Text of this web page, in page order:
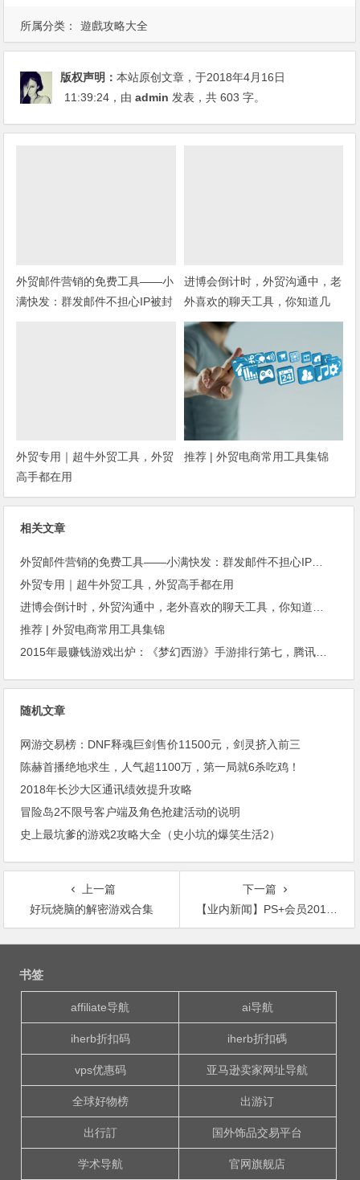
所属分类： 遊戲攻略大全
版权声明：本站原创文章，于2018年4月16日
11:39:24 ，由admin 发表，共 603 字。
外贸邮件营销的免费工具——小
满快发：群发邮件不担心IP被封
进博会倒计时，外贸沟通中，老
外喜欢的聊天工具，你知道几
种？
外贸专用｜超牛外贸工具，外贸
高手都在用
推荐 | 外贸电商常用工具集锦
相关文章
外贸邮件营销的免费工具——小满快发：群发邮件不担心IP被封
外贸专用｜超牛外贸工具，外贸高手都在用
进博会倒计时，外贸沟通中，老外喜欢的聊天工具，你知道几种？
推荐 | 外贸电商常用工具集锦
2015年最赚钱游戏出炉：《梦幻西游》手游排行第七，腾讯总收入进前三
随机文章
网游交易榜：DNF释魂巨剑售价11500元，剑灵挤入前三
陈赫首播绝地求生，人气超1100万，第一局就6杀吃鸡！
2018年长沙大区通讯绩效提升攻略
冒险岛2不限号客户端及角色抢建活动的说明
史上最坑爹的游戏2攻略大全（史小坑的爆笑生活2）
上一篇
好玩烧脑的解密游戏合集
下一篇
【业内新闻】PS+会员2017年7月免费游戏汇总
文
书签
affiliate导航 ai导航
iherb折扣码 iherb折扣碼
vps优惠码 亚马逊卖家网址导航
全球好物榜 出游订
出行訂 国外饰品交易平台
学术导航 官网旗舰店